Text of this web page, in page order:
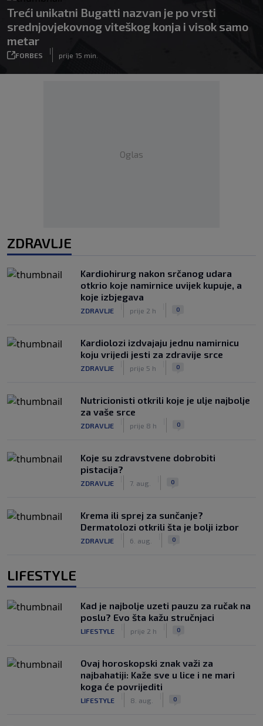
Treći unikatni Bugatti nazvan je po vrsti
srednjovjekovnog viteškog konja i visok samo
metar
FORBES
|
prije 15 min.
Oglas
ZDRAVLJE
Kardiohirurg nakon srčanog udara
otkrio koje namirnice uvijek kupuje, a
koje izbjegava
ZDRAVLJE prije 2 h 0
Kardiolozi izdvajaju jednu namirnicu
koju vrijedi jesti za zdravije srce
ZDRAVLJE prije 5 h 0
Nutricionisti otkrili koje je ulje najbolje
za vaše srce
ZDRAVLJE prije 8 h 0
Koje su zdravstvene dobrobiti
pistacija?
ZDRAVLJE 7. aug. 0
Krema ili sprej za sunčanje?
Dermatolozi otkrili šta je bolji izbor
ZDRAVLJE 6. aug. 0
LIFESTYLE
Kad je najbolje uzeti pauzu za ručak na
poslu? Evo šta kažu stručnjaci
LIFESTYLE prije 2 h 0
Ovaj horoskopski znak važi za
najbahatiji: Kaže sve u lice i ne mari
koga će povrijediti
LIFESTYLE 8. aug. 0